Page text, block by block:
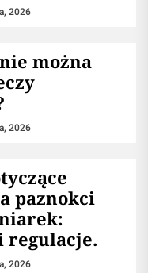
2026
można
2026
paznokci
regulacje.
2026